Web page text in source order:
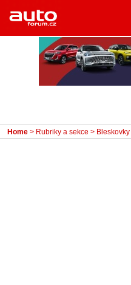
Home
Rubriky
- Testy aut
- Jízdní dojmy a další testy
- Představení
Home > Rubriky a sekce > Bleskovky